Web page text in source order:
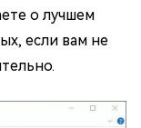
о лучшем
если вам не